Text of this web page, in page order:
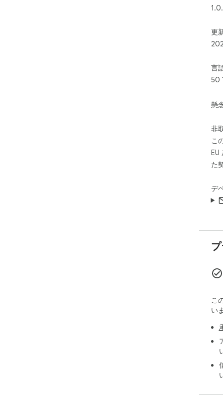
更
懸
言
50
デ
非
こ
EU
た
こ
い